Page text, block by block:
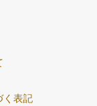
く表記